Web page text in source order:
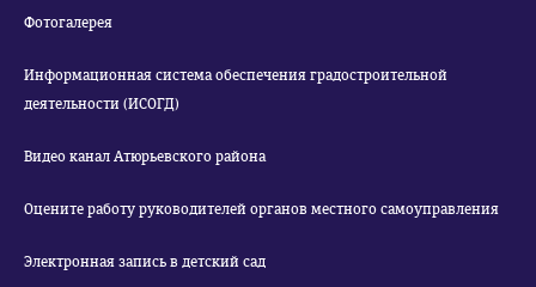
Фотогалерея
Информационная система обеспечения градостроительной
деятельности (ИСОГД)
Видео канал Атюрьевского района
Оцените работу руководителей органов местного самоуправления
Электронная запись в детский сад